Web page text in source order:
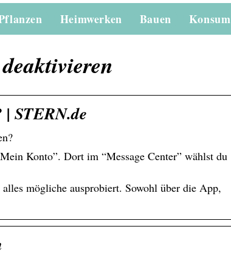
Heimwerken Bauen Konsum
STERN.de
Konto”. Dort im “Message Center” wählst du
mögliche ausprobiert. Sowohl über die App,